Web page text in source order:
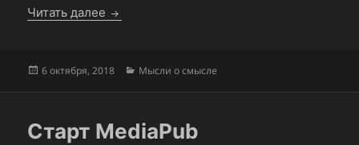
Читать далее Как включить тёмные Dock и
Опубликовано
6 октября, 2018 Рубрики
Мысли о смысле
Старт MediaPub